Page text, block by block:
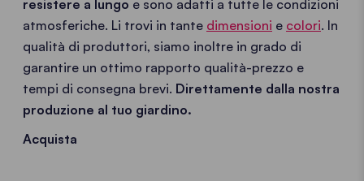
resistere a lungo e sono adatti a tutte le condizioni
atmosferiche. Li trovi in tante dimensioni e colori. In
qualità di produttori, siamo inoltre in grado di
garantire un ottimo rapporto qualità-prezzo e
tempi di consegna brevi. Direttamente dalla nostra
produzione al tuo giardino.
Acquista